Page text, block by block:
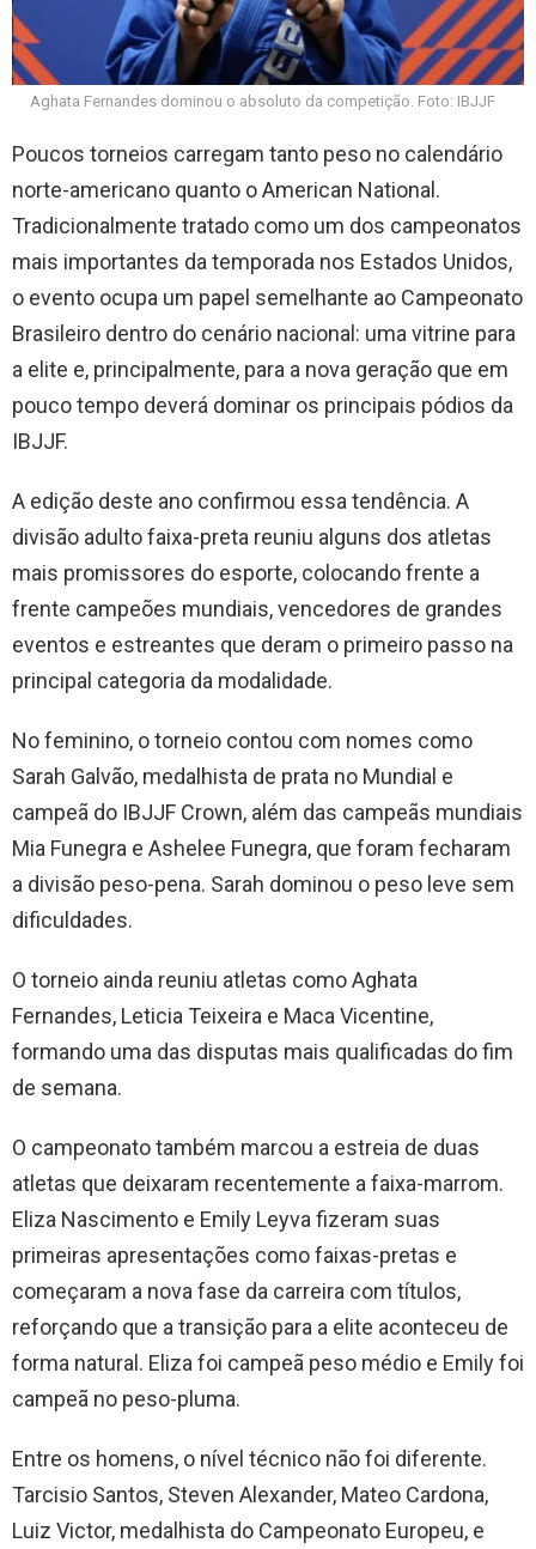
Aghata Fernandes dominou o absoluto da competição. Foto: IBJJF
Poucos torneios carregam tanto peso no calendário
norte-americano quanto o American National.
Tradicionalmente tratado como um dos campeonatos
mais importantes da temporada nos Estados Unidos,
o evento ocupa um papel semelhante ao Campeonato
Brasileiro dentro do cenário nacional: uma vitrine para
a elite e, principalmente, para a nova geração que em
pouco tempo deverá dominar os principais pódios da
IBJJF.
A edição deste ano confirmou essa tendência. A
divisão adulto faixa-preta reuniu alguns dos atletas
mais promissores do esporte, colocando frente a
frente campeões mundiais, vencedores de grandes
eventos e estreantes que deram o primeiro passo na
principal categoria da modalidade.
No feminino, o torneio contou com nomes como
Sarah Galvão, medalhista de prata no Mundial e
campeã do IBJJF Crown, além das campeãs mundiais
Mia Funegra e Ashelee Funegra, que foram fecharam
a divisão peso-pena. Sarah dominou o peso leve sem
dificuldades.
O torneio ainda reuniu atletas como Aghata
Fernandes, Leticia Teixeira e Maca Vicentine,
formando uma das disputas mais qualificadas do fim
de semana.
O campeonato também marcou a estreia de duas
atletas que deixaram recentemente a faixa-marrom.
Eliza Nascimento e Emily Leyva fizeram suas
primeiras apresentações como faixas-pretas e
começaram a nova fase da carreira com títulos,
reforçando que a transição para a elite aconteceu de
forma natural. Eliza foi campeã peso médio e Emily foi
campeã no peso-pluma.
Entre os homens, o nível técnico não foi diferente.
Tarcisio Santos, Steven Alexander, Mateo Cardona,
Luiz Victor, medalhista do Campeonato Europeu, e